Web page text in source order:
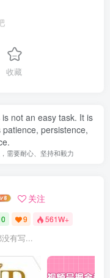
收藏
not an easy task. It is
persistence,
需要耐心、坚持和毅力
关注
0 9 561W+
有写...